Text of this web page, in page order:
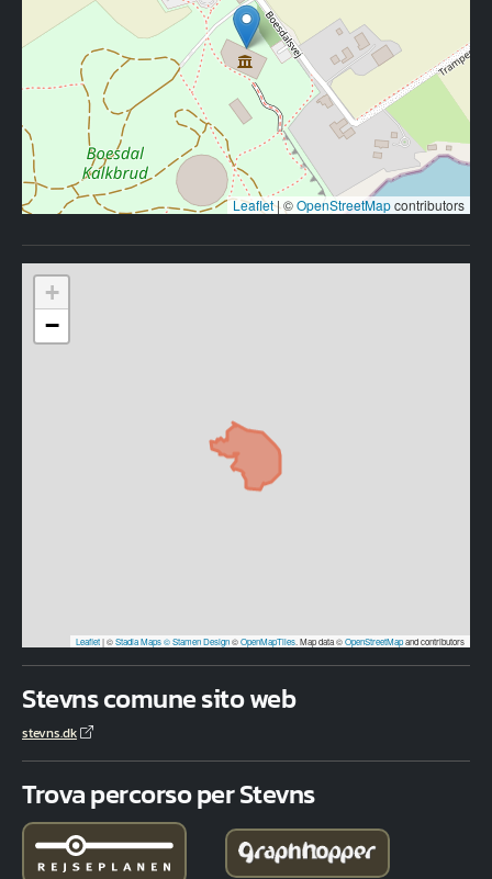
Leaflet|©OpenStreetMapcontributors
+
−
Leaflet|©Stadia Maps© Stamen Design©OpenMapTiles . Map data ©OpenStreetMapand contributors
Stevns comune sito web
stevns.dk
Trova percorso per Stevns